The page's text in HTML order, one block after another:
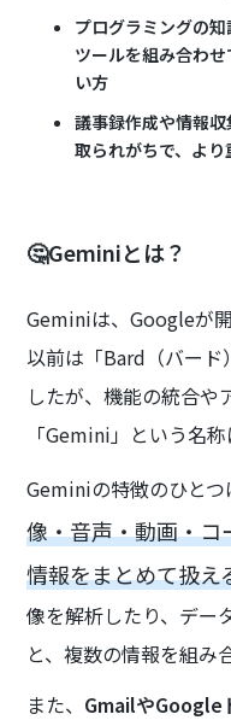
プログラミングの
ツールを組み合わ
い方
議事録作成や情報
取られがちで、よ
🤔Geminiとは？
Geminiは、Googleが開
以前は「Bard（バード
したが、機能の統合や
「Gemini」という名
Geminiの特徴のひとつ
像・音声・動画・
情報をまとめて扱え
像を解析したり、デー
と、複数の情報を組み
また、 GmailやGoogle